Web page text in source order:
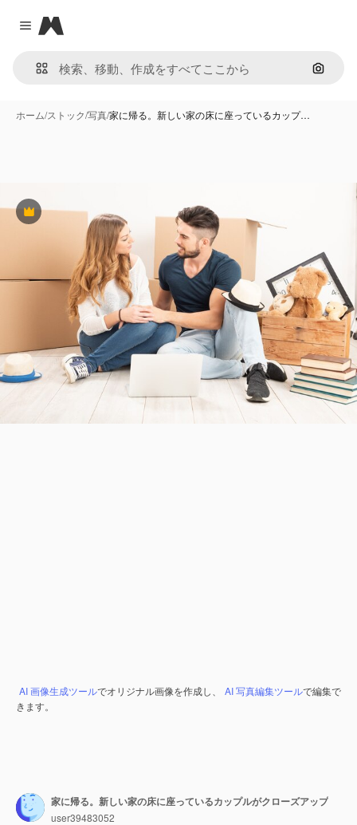
Close menu
Magnific
画像で
ホーム/ストック/写真/家に帰る。新しい家の床に座っているカップ…
Premium
AI 画像生成ツールでオリジナル画像を作成し、 AI 写真編集ツールで編集で
きます。
家に帰る。新しい家の床に座っているカップルがクローズアップ
user39483052